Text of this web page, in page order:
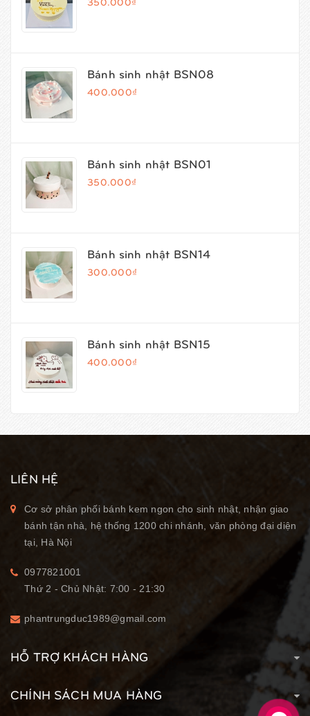
Bánh sinh nhật BSN08
400.000₫
Bánh sinh nhật BSN01
350.000₫
Bánh sinh nhật BSN14
300.000₫
Bánh sinh nhật BSN15
400.000₫
LIÊN HỆ
Cơ sở phân phối bánh kem ngon cho sinh nhật, nhận giao
bánh tận nhà, hệ thống 1200 chi nhánh, văn phòng đại diện
tại, Hà Nội
0977821001
Thứ 2 - Chủ Nhật: 7:00 - 21:30
phantrungduc1989@gmail.com
HỖ TRỢ KHÁCH HÀNG
CHÍNH SÁCH MUA HÀNG